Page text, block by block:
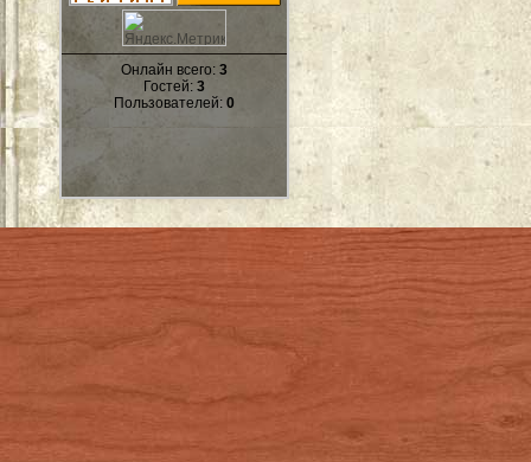
Онлайн всего: 3
Гостей: 3
Пользователей: 0